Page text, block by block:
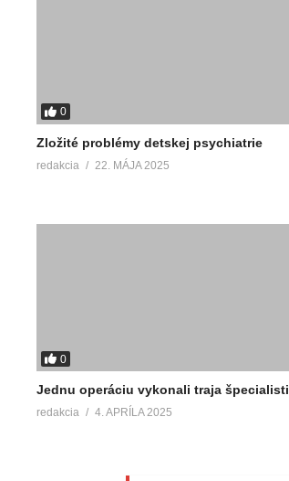
0
Zložité problémy detskej psychiatrie
redakcia 22. MÁJA 2025
0
Jednu operáciu vykonali traja špecialisti
redakcia 4. APRÍLA 2025